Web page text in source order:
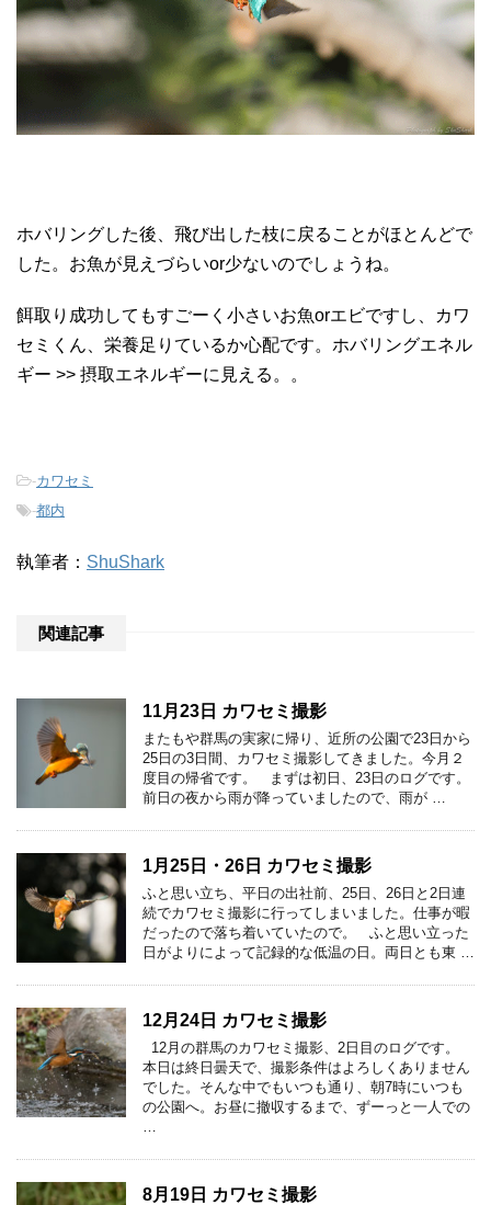
ホバリングした後、飛び出した枝に戻ることがほとんどで
した。お魚が見えづらいor少ないのでしょうね。
餌取り成功してもすごーく小さいお魚orエビですし、カワ
セミくん、栄養足りているか心配です。ホバリングエネル
ギー >> 摂取エネルギーに見える。。
-カワセミ
-都内
執筆者： ShuShark
関連記事
11月23日 カワセミ撮影
またもや群馬の実家に帰り、近所の公園で23日から
25日の3日間、カワセミ撮影してきました。今月２
度目の帰省です。 まずは初日、23日のログです。
前日の夜から雨が降っていましたので、雨が …
1月25日・26日 カワセミ撮影
ふと思い立ち、平日の出社前、25日、26日と2日連
続でカワセミ撮影に行ってしまいました。仕事が暇
だったので落ち着いていたので。 ふと思い立った
日がよりによって記録的な低温の日。両日とも東 …
12月24日 カワセミ撮影
12月の群馬のカワセミ撮影、2日目のログです。
本日は終日曇天で、撮影条件はよろしくありません
でした。そんな中でもいつも通り、朝7時にいつも
の公園へ。お昼に撤収するまで、ずーっと一人での
8月19日 カワセミ撮影